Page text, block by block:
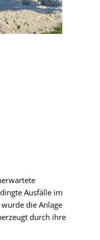
Ausfälle im
die Anlage
durch ihre